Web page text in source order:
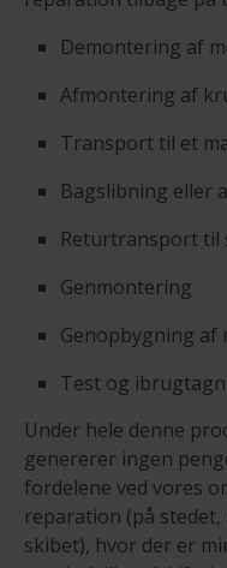
Demontering af
Afmontering af
Transport til et
Bagslibning eller
Returtransport til
Genmontering
Genopbygning af
Test og
Under hele denne
genererer ingen
fordelene ved vores
reparation (på
skibet), hvor der er